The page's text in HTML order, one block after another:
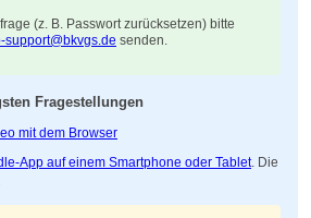
(z. B. Passwort zurücksetzen) bitte
support@bkvgs.de senden.
Fragestellungen
mit dem Browser
App auf einem Smartphone oder Tablet. Die